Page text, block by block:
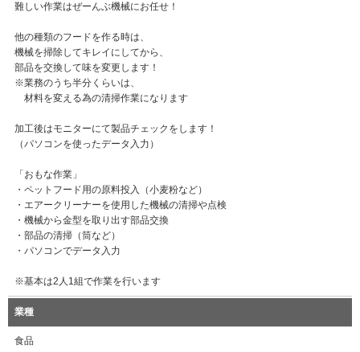
難しい作業はぜーんぶ機械にお任せ！
他の種類のフードを作る時は、
機械を掃除してキレイにしてから、
部品を交換して味を変更します！
※業務のうち半分くらいは、
材料を変える為の清掃作業になります
加工後はモニターにて製品チェックをします！
（パソコンを使ったデータ入力）
「おもな作業」
・ペットフード用の原料投入（小麦粉など）
・エアークリーナーを使用した機械の清掃や点検
・機械から金型を取り出す部品交換
・部品の清掃（筒など）
・パソコンでデータ入力
※基本は2人1組で作業を行います
業種
食品